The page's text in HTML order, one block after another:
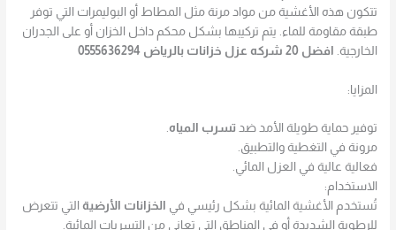
تتكون هذه الأغشية من مواد مرنة مثل المطاط أو البوليمرات التي توفر
طبقة مقاومة للماء. يتم تركيبها بشكل محكم داخل الخزان أو على الجدران
الخارجية. افضل 20 شركه عزل خزانات بالرياض 0555636294
المزايا:
توفير حماية طويلة الأمد ضد تسرب المياه.
مرونة في التغطية والتطبيق.
فعالية عالية في العزل المائي.
الاستخدام:
تُستخدم الأغشية المائية بشكل رئيسي في الخزانات الأرضية التي تتعرض
للرطوبة الشديدة أو في المناطق التي تعاني من التسربات المائية.